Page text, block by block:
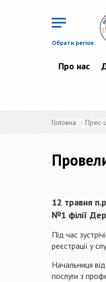
Обрати регіон
Про нас
Головна Прес-
12 травня
№1 філії
Під час
реєстрації у
Начальниця
послуги з